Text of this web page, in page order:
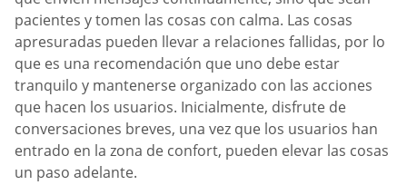
pacientes y tomen las cosas con calma. Las cosas
apresuradas pueden llevar a relaciones fallidas, por lo
que es una recomendación que uno debe estar
tranquilo y mantenerse organizado con las acciones
que hacen los usuarios. Inicialmente, disfrute de
conversaciones breves, una vez que los usuarios han
entrado en la zona de confort, pueden elevar las cosas
un paso adelante.